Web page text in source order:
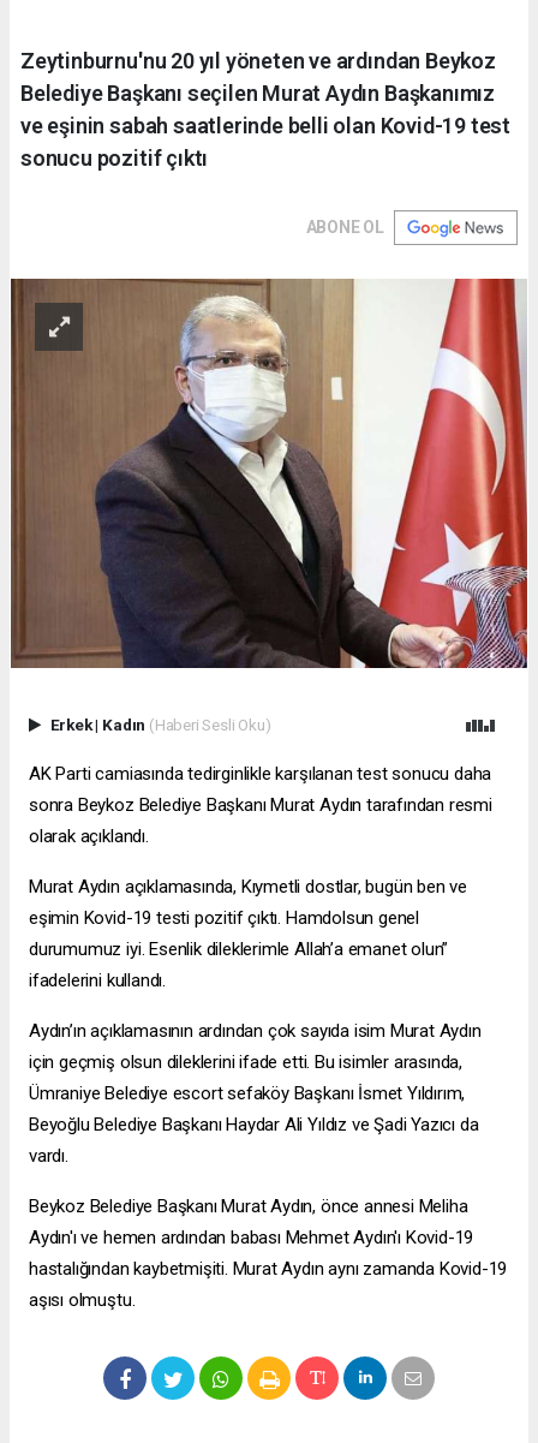
Zeytinburnu'nu 20 yıl yöneten ve ardından Beykoz
Belediye Başkanı seçilen Murat Aydın Başkanımız
ve eşinin sabah saatlerinde belli olan Kovid-19 test
sonucu pozitif çıktı
ABONE OL
Erkek| Kadın (Haberi Sesli Oku)
AK Parti camiasında tedirginlikle karşılanan test sonucu daha
sonra Beykoz Belediye Başkanı Murat Aydın tarafından resmi
olarak açıklandı.
Murat Aydın açıklamasında, Kıymetli dostlar, bugün ben ve
eşimin Kovid-19 testi pozitif çıktı. Hamdolsun genel
durumumuz iyi. Esenlik dileklerimle Allah’a emanet olun”
ifadelerini kullandı.
Aydın’ın açıklamasının ardından çok sayıda isim Murat Aydın
için geçmiş olsun dileklerini ifade etti. Bu isimler arasında,
Ümraniye Belediye escort sefaköyBaşkanı İsmet Yıldırım,
Beyoğlu Belediye Başkanı Haydar Ali Yıldız ve Şadi Yazıcı da
vardı.
Beykoz Belediye Başkanı Murat Aydın, önce annesi Meliha
Aydın'ı ve hemen ardından babası Mehmet Aydın'ı Kovid-19
hastalığından kaybetmişiti. Murat Aydın aynı zamanda Kovid-19
aşısı olmuştu.